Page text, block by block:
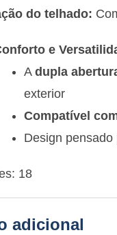
do telhado:
e
A dupla
exterior
Compatível
Design pensado
18
adicional